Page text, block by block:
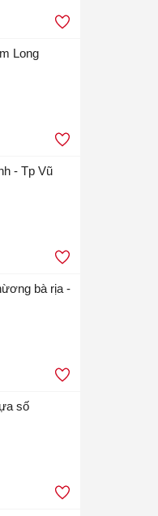
Long
- Tp Vũ
số